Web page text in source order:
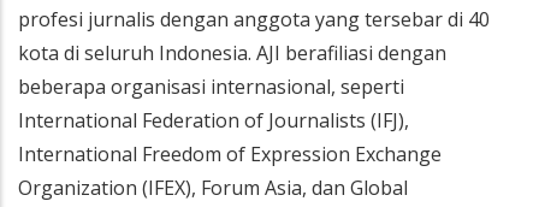
profesi jurnalis dengan anggota yang tersebar di 40
kota di seluruh Indonesia. AJI berafiliasi dengan
beberapa organisasi internasional, seperti
International Federation of Journalists (IFJ),
International Freedom of Expression Exchange
Organization (IFEX), Forum Asia, dan Global